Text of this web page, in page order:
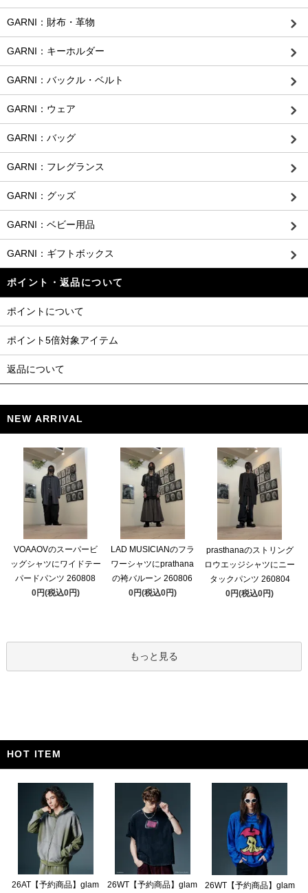
GARNI：財布・革物
GARNI：キーホルダー
GARNI：バックル・ベルト
GARNI：ウェア
GARNI：バッグ
GARNI：フレグランス
GARNI：グッズ
GARNI：ベビー用品
GARNI：ギフトボックス
ポイント・返品について
ポイントについて
ポイント5倍対象アイテム
返品について
NEW ARRIVAL
VOAAOVのスーパービ
ッグシャツにワイドテー
パードパンツ 260808
0円(税込0円)
LAD MUSICIANのフラ
ワーシャツにprathana
の袴バルーン 260806
0円(税込0円)
prasthanaのストリング
ロウエッジシャツにニー
タックパンツ 260804
0円(税込0円)
もっと見る
HOT ITEM
26AT【予約商品】glam 26WT【予約商品】glam 26WT【予約商品】glam